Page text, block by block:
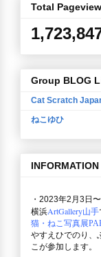
Total
Group BLOG
Cat Scratch
ねこゆひ
INFORMATION
・2023年2月3日
横浜ArtGallery山手
猫・ねこ写真展
やすえひでのり、
こが参加します。